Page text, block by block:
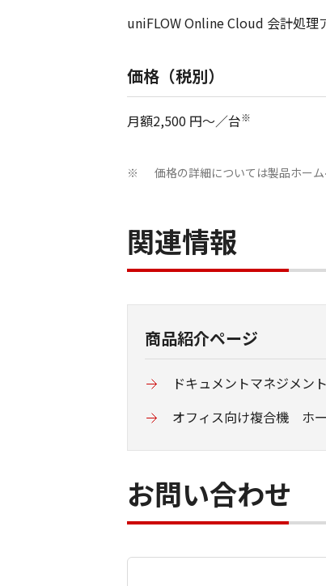
uniFLOW Online Cloud 会計処理
価格（税別）
月額2,500 円～／台※
※ 価格の詳細については製品ホー
関連情報
商品紹介ページ
ドキュメントマネジメン
オフィス向け複合機 ホ
お問い合わせ